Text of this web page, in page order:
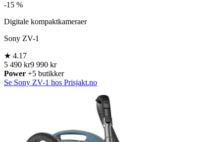
-15 %
Digitale kompaktkameraer
Sony ZV-1
★ 4.17
5 490 kr9 990 kr
Power +5 butikker
Se Sony ZV-1 hos Prisjakt.no